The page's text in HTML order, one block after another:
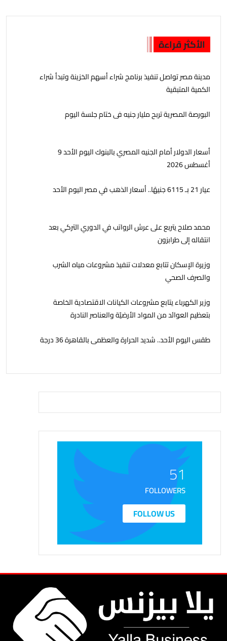
الأكثر قراءة
مدينة مصر تواصل تنفيذ برنامج شراء أسهم الخزينة وتبدأ شراء
الكمية المتبقية
البورصة المصرية تربح مليار جنيه فى ختام جلسة اليوم
أسعار الدولار أمام الجنيه المصري بالبنوك اليوم الأحد 9
أغسطس 2026
عيار 21 بـ 6115 جنيهًا.. أسعار الذهب في مصر اليوم الأحد
محمد صلاح يتربع على عرش الرواتب في الدوري التركي بعد
انتقاله إلى طرابزون
وزيرة الإسكان تتابع معدلات تنفيذ مشروعات مياه الشرب
والصرف الصحي
وزير الكهرباء يتابع مشروعات الكيانات الاقتصادية الخاصة
بتعظيم العوائد من المواد الأرضيّة والعناصر النادرة
طقس اليوم الأحد.. شديد الحرارة والعظمى بالقاهرة 36 درجة
51
FOLLOWERS
FOLLOW US